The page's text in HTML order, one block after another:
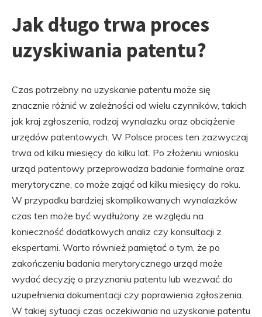
Jak długo trwa proces
uzyskiwania patentu?
Czas potrzebny na uzyskanie patentu może się
znacznie różnić w zależności od wielu czynników, takich
jak kraj zgłoszenia, rodzaj wynalazku oraz obciążenie
urzędów patentowych. W Polsce proces ten zazwyczaj
trwa od kilku miesięcy do kilku lat. Po złożeniu wniosku
urząd patentowy przeprowadza badanie formalne oraz
merytoryczne, co może zająć od kilku miesięcy do roku.
W przypadku bardziej skomplikowanych wynalazków
czas ten może być wydłużony ze względu na
konieczność dodatkowych analiz czy konsultacji z
ekspertami. Warto również pamiętać o tym, że po
zakończeniu badania merytorycznego urząd może
wydać decyzję o przyznaniu patentu lub wezwać do
uzupełnienia dokumentacji czy poprawienia zgłoszenia.
W takiej sytuacji czas oczekiwania na uzyskanie patentu